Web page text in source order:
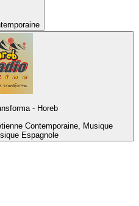
- Horeb
Contemporaine, Musique
Espagnole